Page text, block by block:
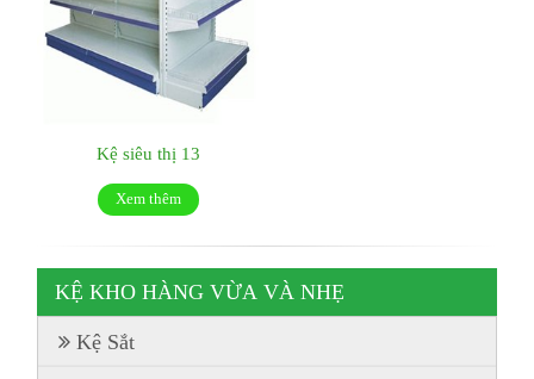
Kệ siêu thị 13
Xem thêm
KỆ KHO HÀNG VỪA VÀ NHẸ
Kệ Sắt